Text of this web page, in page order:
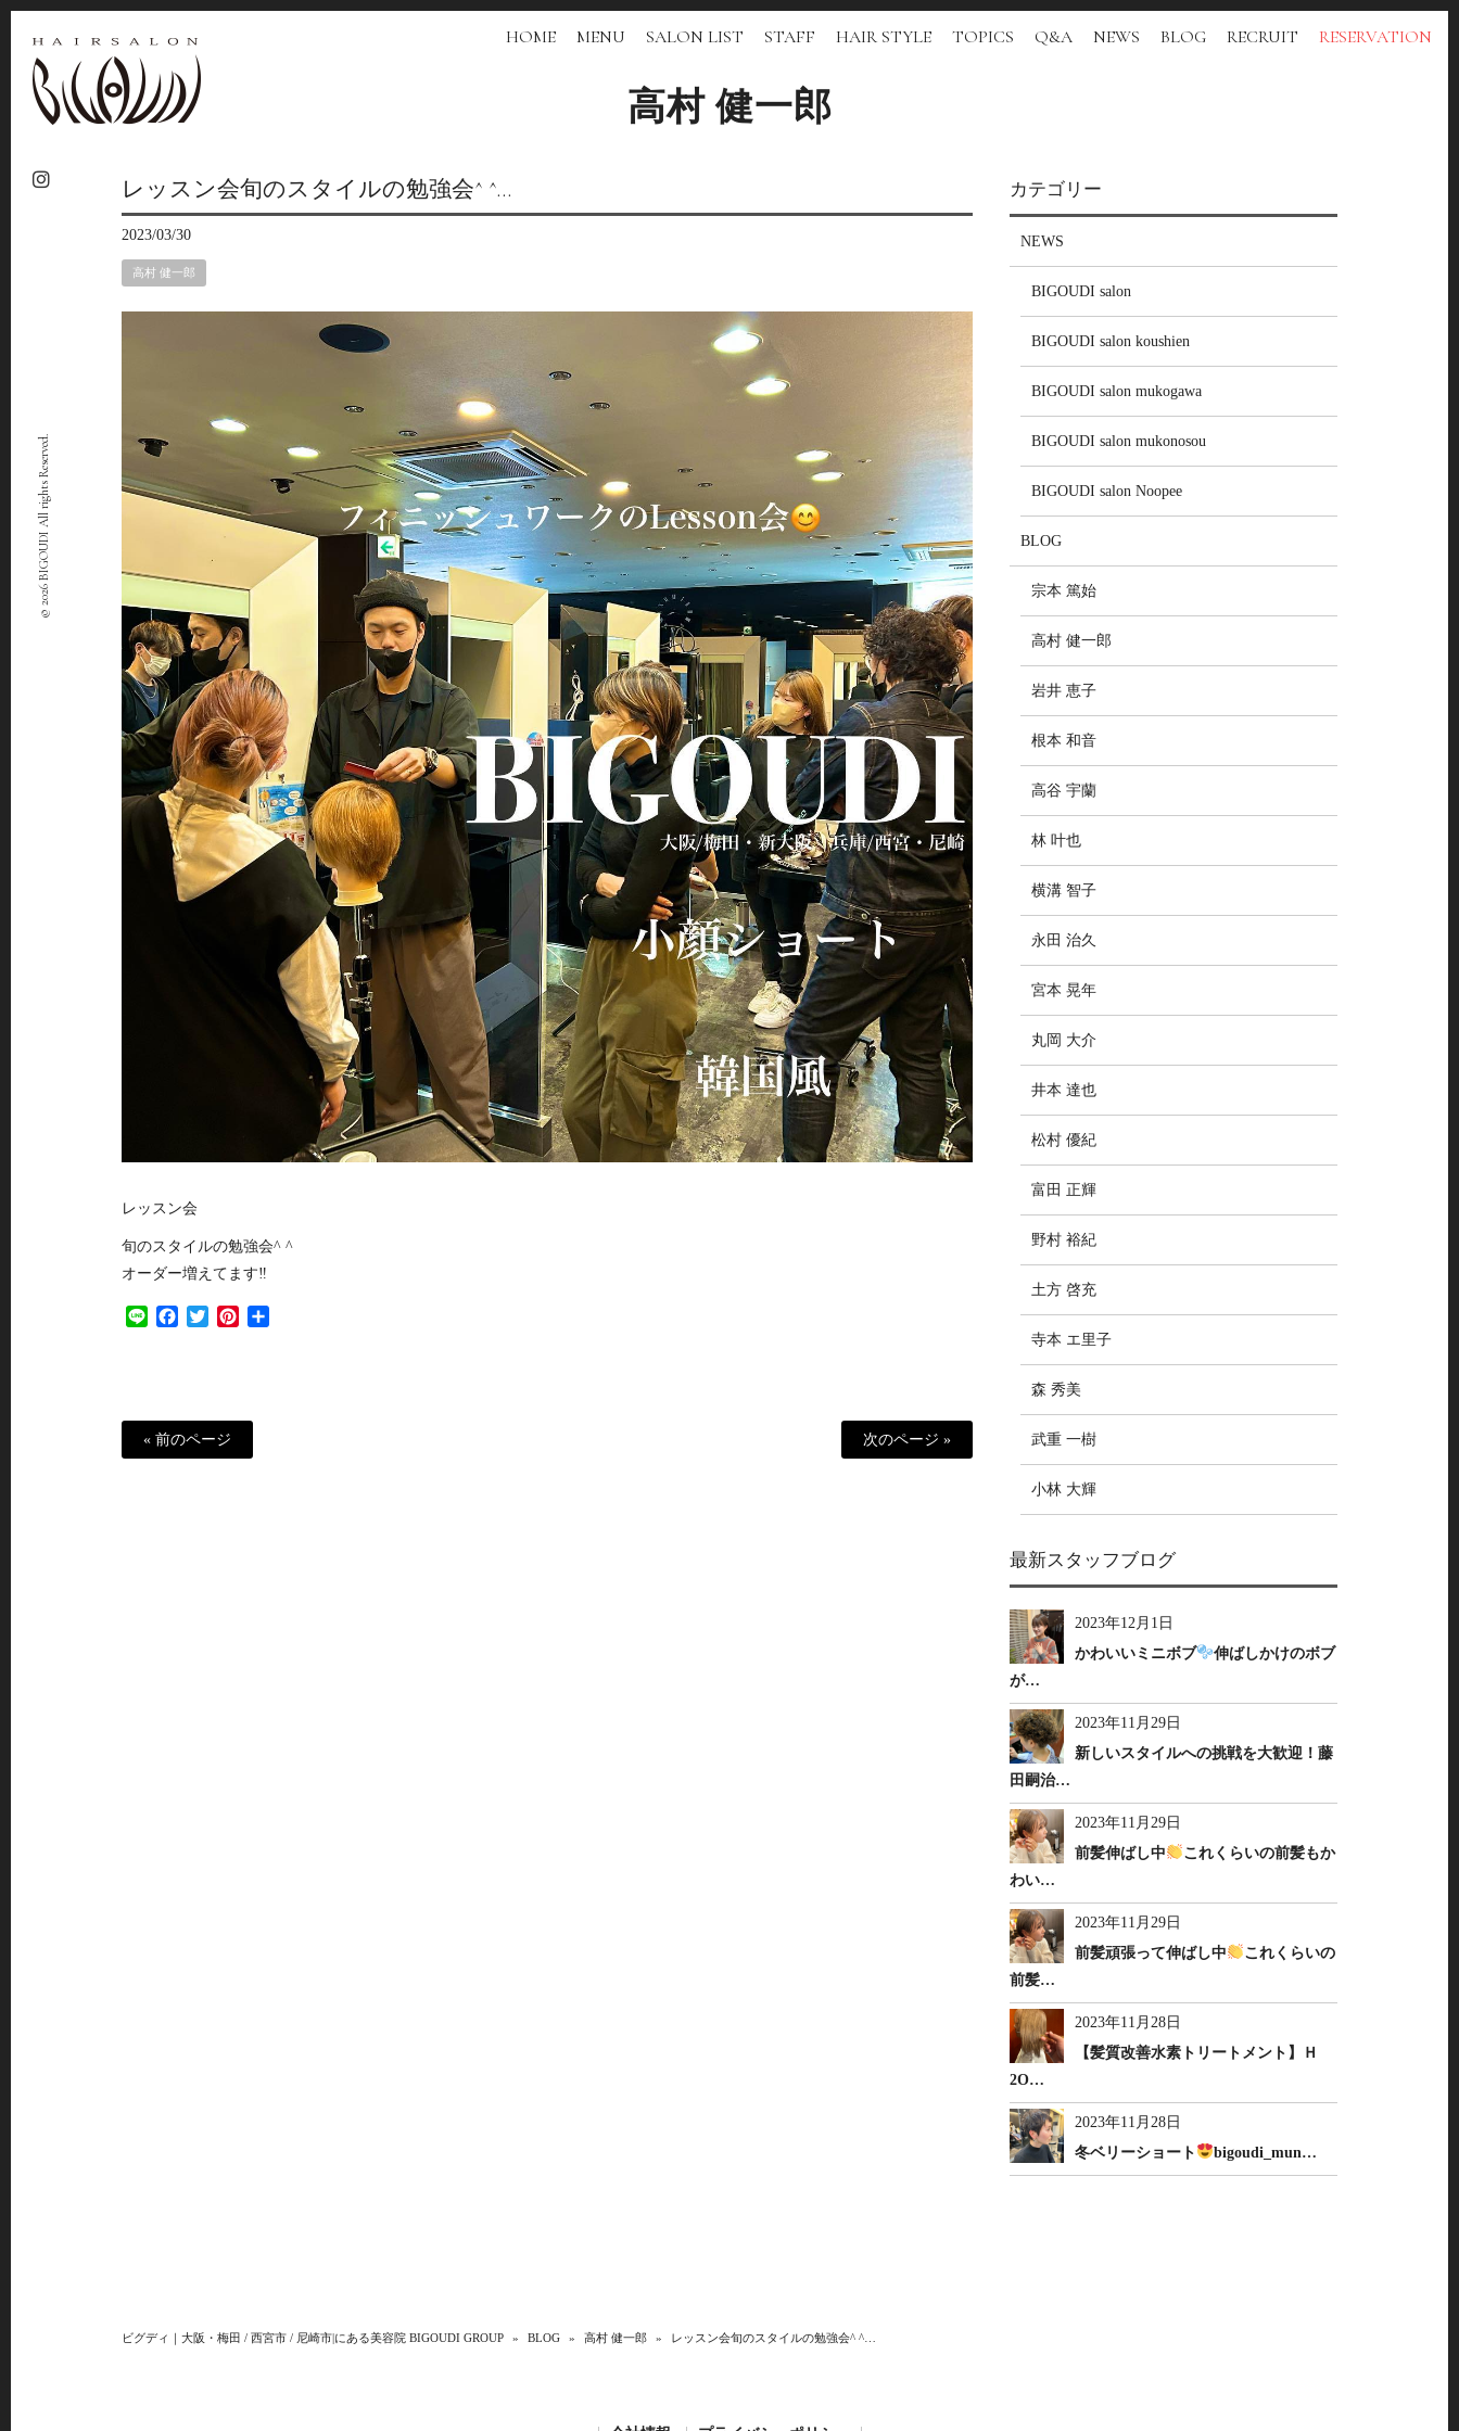
HOME MENU SALON LIST STAFF HAIR STYLE TOPICS Q&A NEWS BLOG RECRUIT RESERVATION
© 2026 BIGOUDI All rights Reserved.
高村 健一郎
レッスン会旬のスタイルの勉強会^ ^…
2023/03/30
高村 健一郎
レッスン会
旬のスタイルの勉強会^ ^
オーダー増えてます‼︎
Line FacebookTwitterPinterest
« 前のページ 次のページ »
カテゴリー
NEWS
BIGOUDI salon
BIGOUDI salon koushien
BIGOUDI salon mukogawa
BIGOUDI salon mukonosou
BIGOUDI salon Noopee
BLOG
宗本 篤始
高村 健一郎
岩井 恵子
根本 和音
高谷 宇蘭
林 叶也
横溝 智子
永田 治久
宮本 晃年
丸岡 大介
井本 達也
松村 優紀
富田 正輝
野村 裕紀
土方 啓充
寺本 エ里子
森 秀美
武重 一樹
小林 大輝
最新スタッフブログ
2023年12月1日
かわいいミニボブ
伸ばしかけのボブ
が…
2023年11月29日
新しいスタイルへの挑戦を大歓迎！藤
田嗣治…
2023年11月29日
前髪伸ばし中
これくらいの前髪もか
わい…
2023年11月29日
前髪頑張って伸ばし中
これくらいの
前髪…
2023年11月28日
【髪質改善水素トリートメント】Ｈ
2O…
2023年11月28日
冬ベリーショート
bigoudi_mun…
ビグディ｜大阪・梅田 / 西宮市 / 尼崎市|にある美容院 BIGOUDI GROUP » BLOG » 高村 健一郎 » レッスン会旬のスタイルの勉強会^ ^…